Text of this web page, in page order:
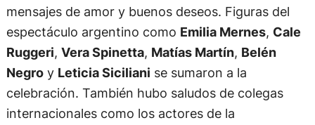
mensajes de amor y buenos deseos. Figuras del
espectáculo argentino como Emilia Mernes, Cale
Ruggeri, Vera Spinetta, Matías Martín, Belén
Negroy Leticia Siciliani se sumaron a la
celebración. También hubo saludos de colegas
internacionales como los actores de la